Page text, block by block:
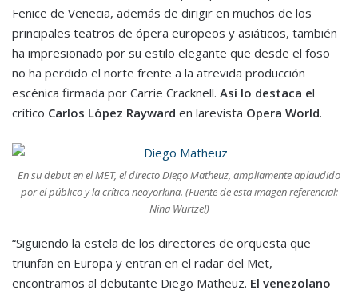
Fenice de Venecia, además de dirigir en muchos de los
principales teatros de ópera europeos y asiáticos, también
ha impresionado por su estilo elegante que desde el foso
no ha perdido el norte frente a la atrevida producción
escénica firmada por Carrie Cracknell. Así lo destaca el
crítico Carlos López Rayward en larevista Opera World.
En su debut en el MET, el directo Diego Matheuz, ampliamente aplaudido
por el público y la crítica neoyorkina. (Fuente de esta imagen referencial:
Nina Wurtzel)
“Siguiendo la estela de los directores de orquesta que
triunfan en Europa y entran en el radar del Met,
encontramos al debutante Diego Matheuz. El venezolano